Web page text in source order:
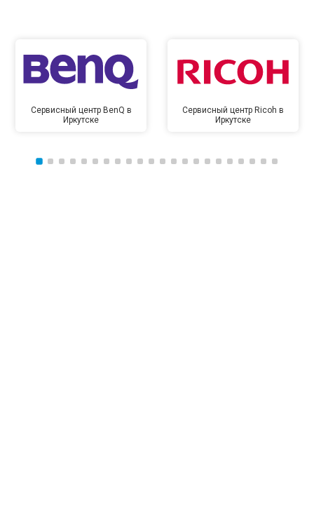
Сервисный центр BenQ в
Иркутске
Сервисный центр Ricoh в
Иркутске